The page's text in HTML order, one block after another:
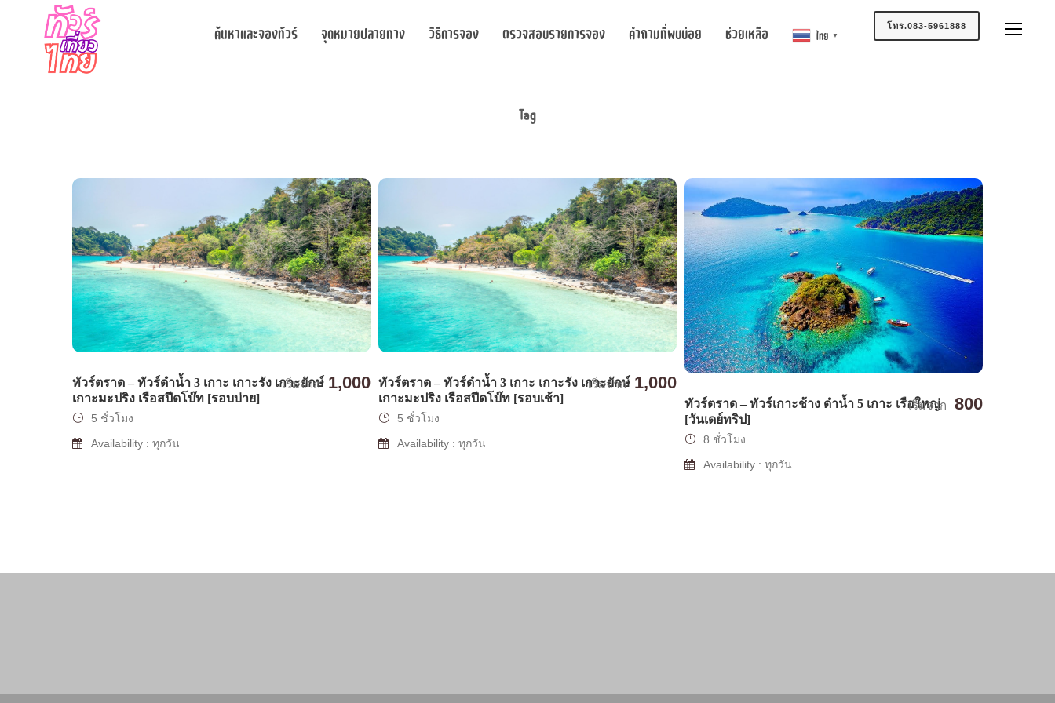
ค้นหาและจองทัวร์ จุดหมายปลายทาง วิธีการจอง ตรวจสอบรายการจอง คำถามที่พบบ่อย ช่วยเหลือ ไทย ▼
โทร.083-5961888
Tag
ทัวร์ตราด – ทัวร์ดำน้ำ 3 เกาะ เกาะรัง เกาะยักษ์
เกาะมะปริง เรือสปีดโบ๊ท [รอบบ่าย]
เริ่มจาก 1,000
5 ชั่วโมง
Availability : ทุกวัน
ทัวร์ตราด – ทัวร์ดำน้ำ 3 เกาะ เกาะรัง เกาะยักษ์
เกาะมะปริง เรือสปีดโบ๊ท [รอบเช้า]
เริ่มจาก 1,000
5 ชั่วโมง
Availability : ทุกวัน
ทัวร์ตราด – ทัวร์เกาะช้าง ดำน้ำ 5 เกาะ เรือใหญ่
[วันเดย์ทริป]
เริ่มจาก 800
8 ชั่วโมง
Availability : ทุกวัน